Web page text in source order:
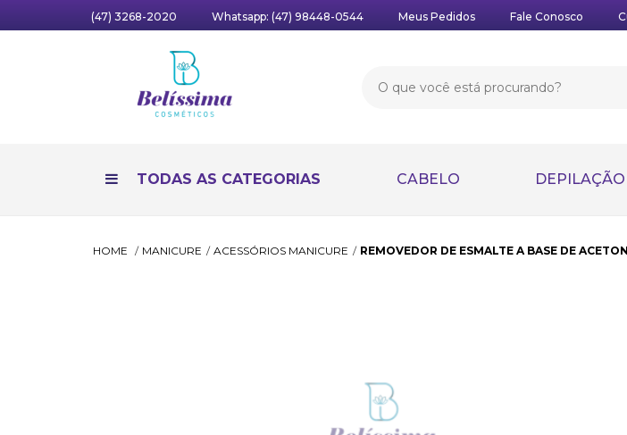
(47) 3268-2020 Whatsapp: (47) 98448-0544 Meus Pedidos Fale Conosco
TODAS AS CATEGORIAS CABELO DEPILAÇÃO
HOME MANICURE ACESSÓRIOS MANICURE REMOVEDOR DE ESMALTE A BASE DE